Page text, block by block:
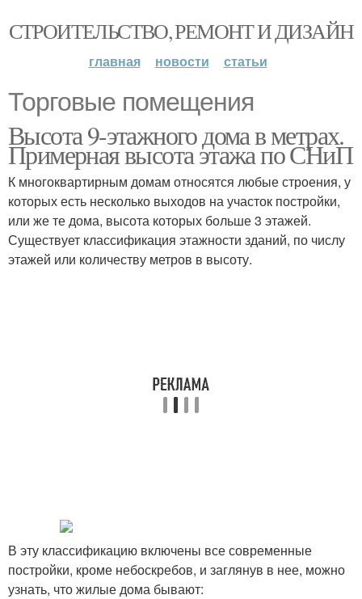
СТРОИТЕЛЬСТВО, РЕМОНТ И ДИЗАЙН
главная новости статьи
Торговые помещения
Высота 9-этажного дома в метрах.
Примерная высота этажа по СНиП
К многоквартирным домам относятся любые строения, у
которых есть несколько выходов на участок постройки,
или же те дома, высота которых больше 3 этажей.
Существует классификация этажности зданий, по числу
этажей или количеству метров в высоту.
В эту классификацию включены все современные
постройки, кроме небоскребов, и заглянув в нее, можно
узнать, что жилые дома бывают: